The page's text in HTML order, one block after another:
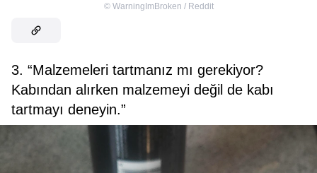
© WarningImBroken / Reddit
3. “Malzemeleri tartmanız mı gerekiyor?
Kabından alırken malzemeyi değil de kabı
tartmayı deneyin.”